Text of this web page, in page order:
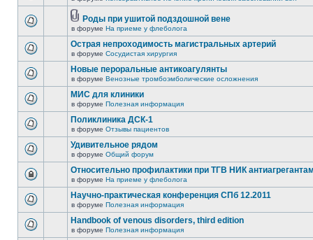
Роды при ушитой подздошной вене
в форуме На приеме у флеболога
Острая непроходимость магистральных артерий
в форуме Сосудистая хирургия
Новые пероральные антикоагулянты
в форуме Венозные тромбоэмболические осложнения
МИС для клиники
в форуме Полезная информация
Поликлиника ДСК-1
в форуме Отзывы пациентов
Удивительное рядом
в форуме Общий форум
Относительно профилактики при ТГВ НИК
в форуме На приеме у флеболога
Научно-практическая конференция СПб 12.2011
в форуме Полезная информация
Handbook of venous disorders, third edition
в форуме Полезная информация